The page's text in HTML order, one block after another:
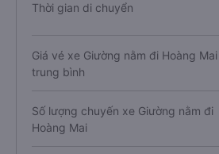
Thời gian di chuyển
Giá vé xe Giường nằm đi Hoàng Mai
trung bình
Số lượng chuyến xe Giường nằm đi
Hoàng Mai